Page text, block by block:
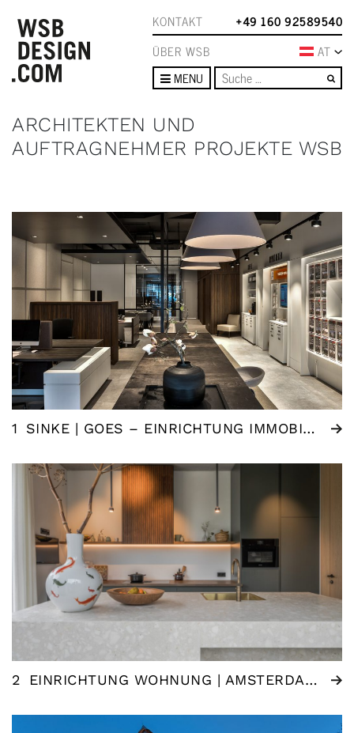
KONTAKT
+49 160 92589540
ÜBER WSB
AT
MENU
ARCHITEKTEN UND
AUFTRAGNEHMER PROJEKTE WSB
1 SINKE | GOES – EINRICHTUNG IMMOBILIENMAKLER
2 EINRICHTUNG WOHNUNG | AMSTERDAM (NL)